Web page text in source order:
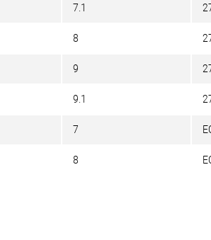
7.1
8
9
9.1
7
8